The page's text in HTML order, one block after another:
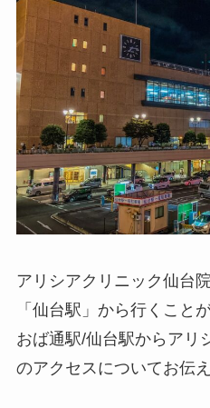
アリシアクリニック仙台
「仙台駅」から行くこと
おば通駅/仙台駅からアリ
のアクセスについてお伝え